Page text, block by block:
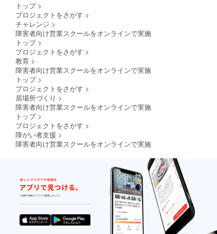
トップ >
プロジェクトをさがす >
チャレンジ >
障害者向け営業スクールをオンラインで実施
トップ >
プロジェクトをさがす >
教育 >
障害者向け営業スクールをオンラインで実施
トップ >
プロジェクトをさがす >
居場所づくり >
障害者向け営業スクールをオンラインで実施
トップ >
プロジェクトをさがす >
障がい者支援 >
障害者向け営業スクールをオンラインで実施